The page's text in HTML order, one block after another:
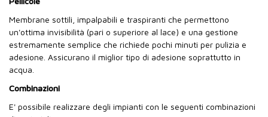
Membrane sottili, impalpabili e traspiranti che permettono
un'ottima invisibilità (pari o superiore al lace) e una gestione
estremamente semplice che richiede pochi minuti per pulizia e
adesione. Assicurano il miglior tipo di adesione soprattutto in
acqua.
Combinazioni
E' possibile realizzare degli impianti con le seguenti combinazioni